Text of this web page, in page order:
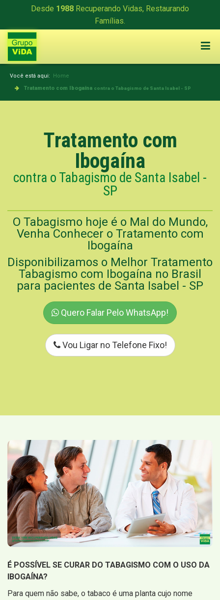
Desde 1988 Recuperando Vidas, Restaurando
Famílias.
Você está aqui: Home
Tratamento com Ibogaína contra o Tabagismo de Santa Isabel - SP
Tratamento com
Ibogaína
contra o Tabagismo de Santa Isabel -
SP
O Tabagismo hoje é o Mal do Mundo,
Venha Conhecer o Tratamento com
Ibogaína
Disponibilizamos o Melhor Tratamento
Tabagismo com Ibogaína no Brasil
para pacientes de Santa Isabel - SP
Quero Falar Pelo WhatsApp!
Vou Ligar no Telefone Fixo!
É POSSÍVEL SE CURAR DO TABAGISMO COM O USO DA
IBOGAÍNA?
Para quem não sabe, o tabaco é uma planta cujo nome